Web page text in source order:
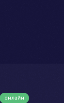
онлайн